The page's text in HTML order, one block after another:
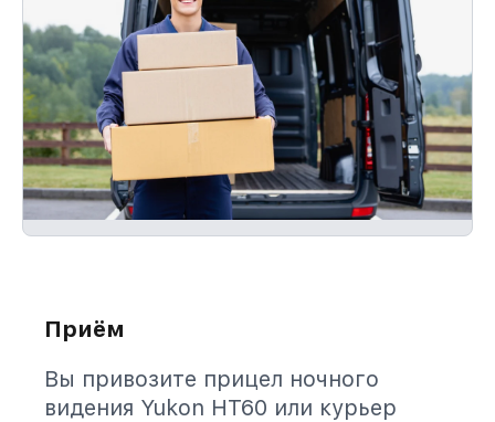
Приём
Вы привозите прицел ночного
видения Yukon HT60 или курьер